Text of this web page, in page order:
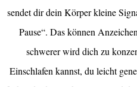
sendet dir dein Körper kleine
Pause“. Das können
schwerer wird dich zu
Einschlafen kannst, du leicht